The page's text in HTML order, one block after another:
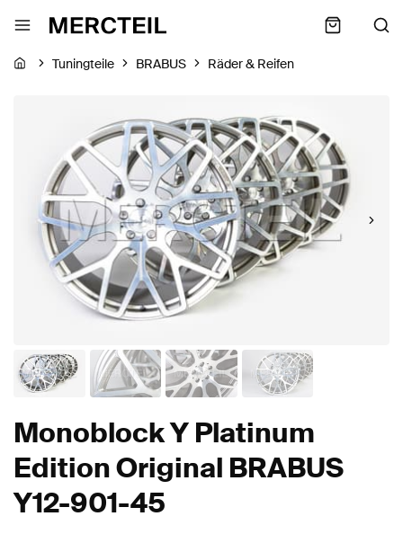
Tuningteile BRABUS Räder & Reifen
Monoblock Y Platinum
Edition Original BRABUS
Y12-901-45